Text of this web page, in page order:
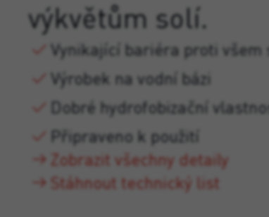
výkvětům solí.
Vynikající bariéra proti všem
Výrobek na vodní bázi
Dobré hydrofobizační
Připraveno k použití
Zobrazit všechny detaily
Stáhnout technický list